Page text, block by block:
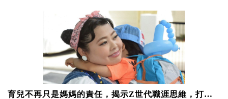
育兒不再只是媽媽的責任，揭示Z世代職涯思維，打造